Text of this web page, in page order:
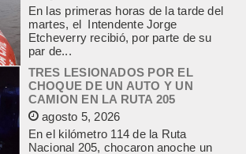
TRES LESIONADOS POR EL
CHOQUE DE UN AUTO Y UN
CAMION EN LA RUTA 205
agosto 5, 2026
En el kilómetro 114 de la Ruta
Nacional 205, chocaron anoche un
Chevrolet Prisma, patente AB045CG,
y un camión Mercedes Benz,...
JEREMIAS COCCI ASUMIO LA
PRESIDENCIA DEL ROTARY